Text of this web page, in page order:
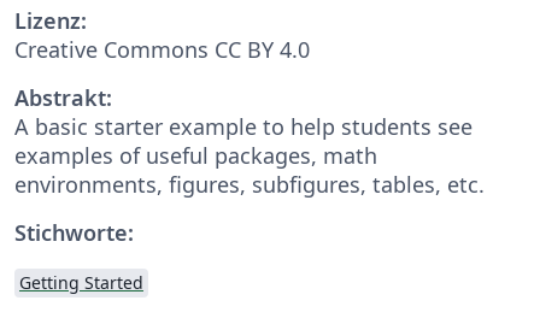
Lizenz:
Creative Commons CC BY 4.0
Abstrakt:
A basic starter example to help students see
examples of useful packages, math
environments, figures, subfigures, tables, etc.
Stichworte:
Getting Started